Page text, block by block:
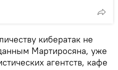
кибератак не
Мартиросяна, уже
агентств, кафе